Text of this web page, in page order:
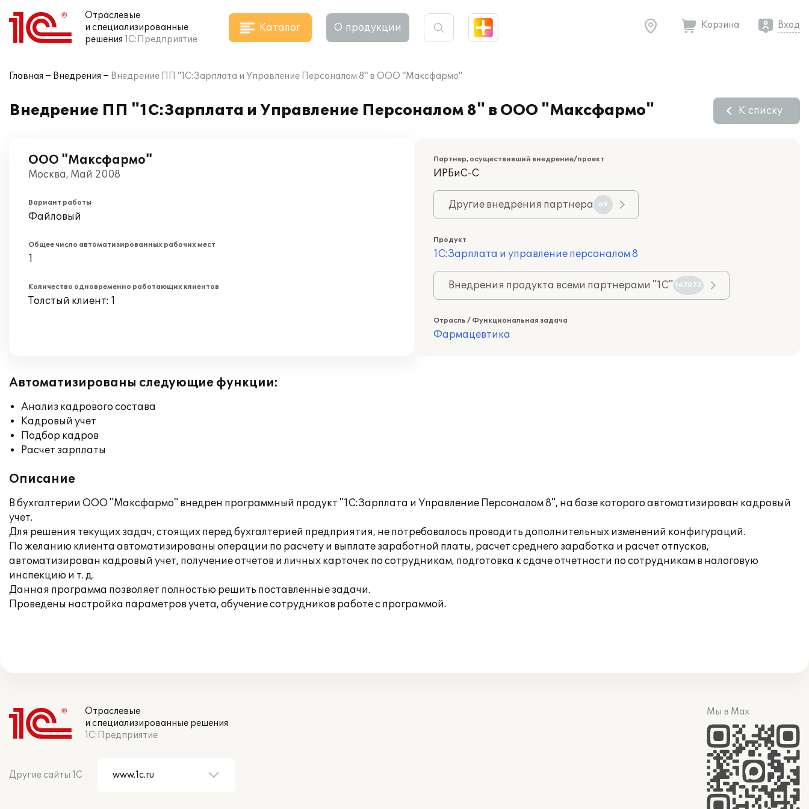
Отраслевые
и специализированные
решения 1С:Предприятие
Каталог О продукции Корзина Вход
Главная Внедрения Внедрение ПП "1С:Зарплата и Управление Персоналом 8" в ООО "Максфармо"
Внедрение ПП "1С:Зарплата и Управление Персоналом 8" в ООО "Максфармо" К списку
ООО "Максфармо"
Москва, Май 2008
Вариант работы
Файловый
Общее число автоматизированных рабочих мест
1
Количество одновременно работающих клиентов
Толстый клиент: 1
Партнер, осуществивший внедрение/проект
ИРБиС-С
Другие внедрения партнера 69
Продукт
1С:Зарплата и управление персоналом 8
Внедрения продукта всеми партнерами "1С" 147072
Отрасль / Функциональная задача
Фармацевтика
Автоматизированы следующие функции:
Анализ кадрового состава
Кадровый учет
Подбор кадров
Расчет зарплаты
Описание
В бухгалтерии ООО "Максфармо" внедрен программный продукт "1С:Зарплата и Управление Персоналом 8", на базе которого автоматизирован кадровый
учет.
Для решения текущих задач, стоящих перед бухгалтерией предприятия, не потребовалось проводить дополнительных изменений конфигураций.
По желанию клиента автоматизированы операции по расчету и выплате заработной платы, расчет среднего заработка и расчет отпусков,
автоматизирован кадровый учет, получение отчетов и личных карточек по сотрудникам, подготовка к сдаче отчетности по сотрудникам в налоговую
инспекцию и т. д.
Данная программа позволяет полностью решить поставленные задачи.
Проведены настройка параметров учета, обучение сотрудников работе с программой.
Отраслевые
и специализированные решения
1С:Предприятие
Другие сайты 1С
Мы в Max